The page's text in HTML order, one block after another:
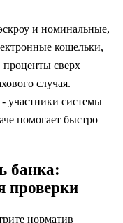
и номинальные,
кошельки,
сверх
случая.
участники системы
помогает быстро
банка:
проверки
норматив